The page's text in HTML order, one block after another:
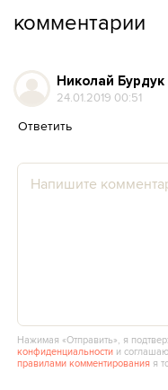
комментарии
Николай Бурдук
24.01.2019 00:51
Ответить
Нажимая «Отправить», я
конфиденциальности и
правилами комментирования я